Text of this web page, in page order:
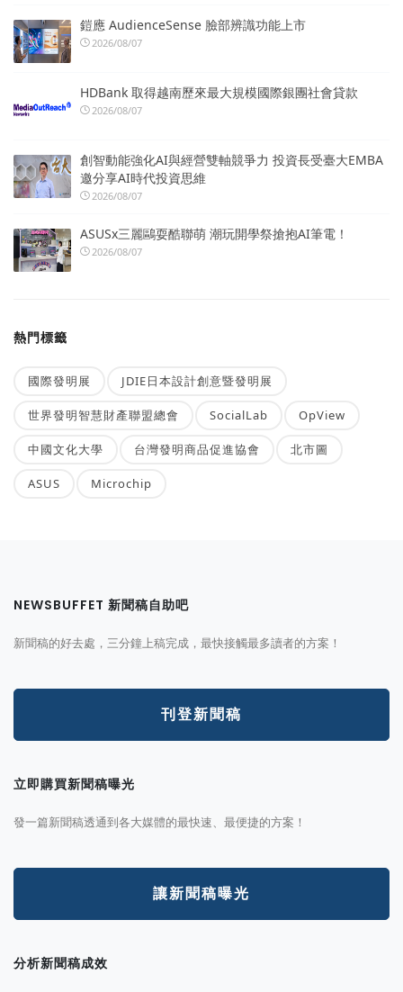
鎧應 AudienceSense 臉部辨識功能上市
2026/08/07
HDBank 取得越南歷來最大規模國際銀團社會貸款
2026/08/07
創智動能強化AI與經營雙軸競爭力 投資長受臺大EMBA
邀分享AI時代投資思維
2026/08/07
ASUSx三麗鷗耍酷聯萌 潮玩開學祭搶抱AI筆電！
2026/08/07
熱門標籤
國際發明展 JDIE日本設計創意暨發明展
世界發明智慧財產聯盟總會 SocialLab OpView
中國文化大學 台灣發明商品促進協會 北市圖
ASUS Microchip
NEWSBUFFET 新聞稿自助吧
新聞稿的好去處，三分鐘上稿完成，最快接觸最多讀者的方案！
刊登新聞稿
立即購買新聞稿曝光
發一篇新聞稿透通到各大媒體的最快速、最便捷的方案！
讓新聞稿曝光
分析新聞稿成效